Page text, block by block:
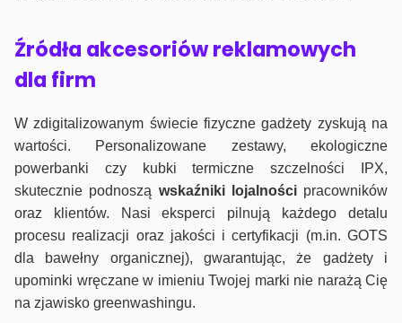
Źródła akcesoriów reklamowych
dla firm
W zdigitalizowanym świecie fizyczne gadżety zyskują na
wartości. Personalizowane zestawy, ekologiczne
powerbanki czy kubki termiczne szczelności IPX,
skutecznie podnoszą wskaźniki lojalnościpracowników
oraz klientów. Nasi eksperci pilnują każdego detalu
procesu realizacji oraz jakości i certyfikacji (m.in. GOTS
dla bawełny organicznej), gwarantując, że gadżety i
upominki wręczane w imieniu Twojej marki nie narażą Cię
na zjawisko greenwashingu.